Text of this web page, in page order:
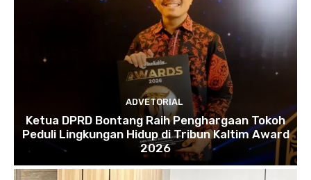
ADVETORIAL
Ketua DPRD Bontang Raih Penghargaan Tokoh
Peduli Lingkungan Hidup di Tribun Kaltim Award
2026